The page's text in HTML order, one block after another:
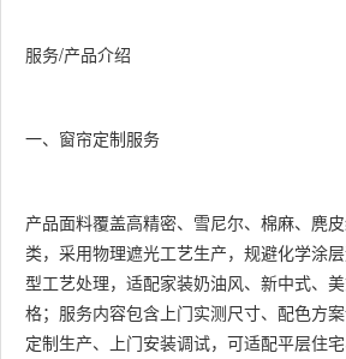
服务/产品介绍
一、窗帘定制服务
产品面料覆盖高精密、雪尼尔、棉麻、麂
类，采用物理遮光工艺生产，规避化学涂
型工艺处理，适配家装奶油风、新中式、
格；服务内容包含上门实测尺寸、配色方
定制生产、上门安装调试，可适配平层住